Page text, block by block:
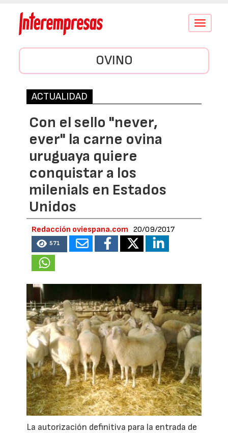
Conmutar
OVINO
ACTUALIDAD
Con el sello "never,
ever" la carne ovina
uruguaya quiere
conquistar a los
milenials en Estados
Unidos
Redacción oviespana.com 20/09/2017
571
La autorización definitiva para la entrada de